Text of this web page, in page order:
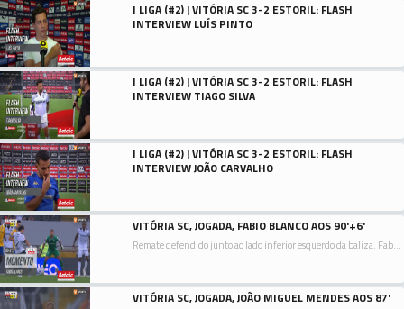
I LIGA (#2) | VITÓRIA SC 3-2 ESTORIL: FLASH
INTERVIEW LUÍS PINTO
I LIGA (#2) | VITÓRIA SC 3-2 ESTORIL: FLASH
INTERVIEW TIAGO SILVA
I LIGA (#2) | VITÓRIA SC 3-2 ESTORIL: FLASH
INTERVIEW JOÃO CARVALHO
VITÓRIA SC, JOGADA, FABIO BLANCO AOS 90'+6'
Remate defendido junto ao lado inferior esquerdo da baliza. Fabio Blanco remate com o pé direito de fora da área.
VITÓRIA SC, JOGADA, JOÃO MIGUEL MENDES AOS 87'